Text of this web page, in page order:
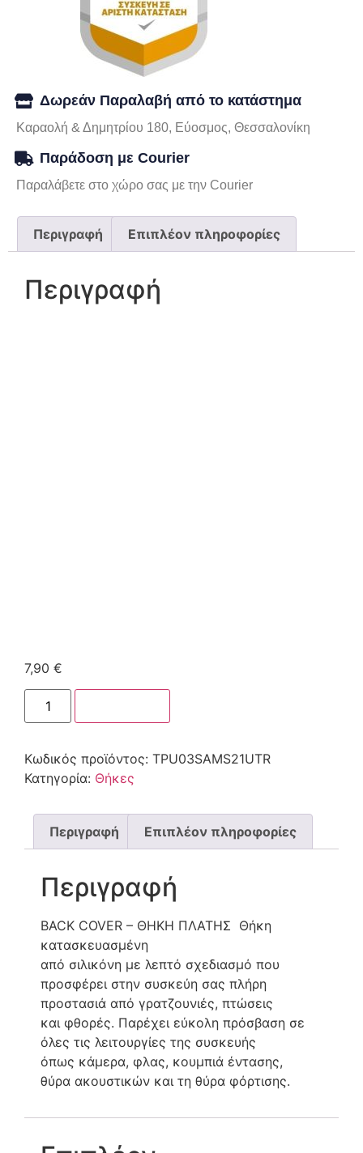
Δωρεάν Παραλαβή από το κατάστημα
Καραολή & Δημητρίου 180, Εύοσμος, Θεσσαλονίκη
Παράδοση με Courier
Παραλάβετε στο χώρο σας με την Courier
Περιγραφή Επιπλέον πληροφορίες
Περιγραφή
7,90 €
Κωδικός προϊόντος: TPU03SAMS21UTR
Κατηγορία: Θήκες
Περιγραφή Επιπλέον πληροφορίες
Περιγραφή
BACK COVER – ΘΗΚΗ ΠΛΑΤΗΣ Θήκη
κατασκευασμένη
από σιλικόνη με λεπτό σχεδιασμό που
προσφέρει στην συσκεύη σας πλήρη
προστασιά από γρατζουνιές, πτώσεις
και φθορές. Παρέχει εύκολη πρόσβαση σε
όλες τις λειτουργίες της συσκευής
όπως κάμερα, φλας, κουμπιά έντασης,
θύρα ακουστικών και τη θύρα φόρτισης.